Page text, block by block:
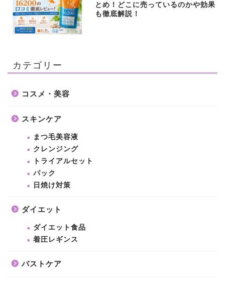
とめ！どこに売っているのかや効果
も徹底解説！
カテゴリー
コスメ・美容
スキンケア
まつ毛美容液
クレンジング
トライアルセット
パック
日焼け対策
ダイエット
ダイエット食品
着圧レギンス
バストケア